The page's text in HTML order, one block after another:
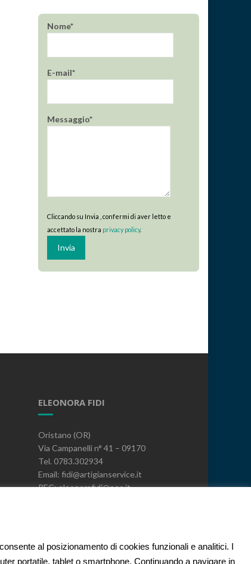
Nome*
E-mail*
Messaggio*
Cliccando su Invia , confermi di aver letto e
accettato la nostra privacy policy.
ELEONORA FIDI
Oristano (OR)
Via Campanelli n° 41 – 09170
Tel. 0783.302934
Email: fidi@artigianservice.it
PEC: eleonorafidi@pec.it
al posizionamento di cookies funzionali e analitici. I
portatile, tablet o smartphone. Continuando a navigare in